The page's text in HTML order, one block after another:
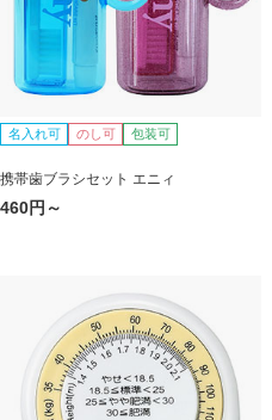
名入れ可 のし可 包装可
携帯歯ブラシセット エニィ
460円～